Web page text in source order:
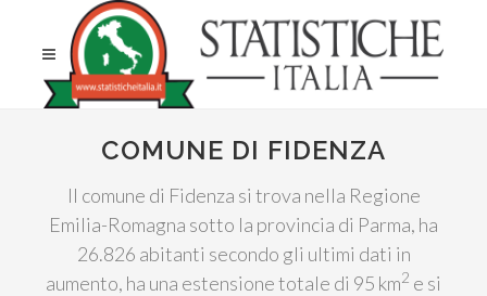
COMUNE DI FIDENZA
Il comune di Fidenza si trova nella Regione
Emilia-Romagna sotto la provincia di Parma, ha
26.826 abitanti secondo gli ultimi dati in
aumento, ha una estensione totale di 95 km2 e si